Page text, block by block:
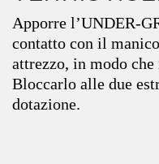
Apporre l’UNDER-
contatto con il
attrezzo, in modo
Bloccarlo alle due
dotazione.